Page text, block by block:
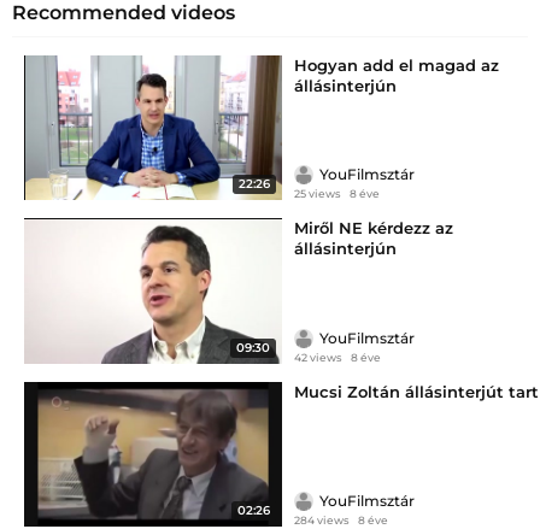
Recommended videos
22:26
Hogyan add el magad az
állásinterjún
YouFilmsztár
25 views 8 éve
09:30
Miről NE kérdezz az
állásinterjún
YouFilmsztár
42 views 8 éve
02:26
Mucsi Zoltán állásinterjút tart
YouFilmsztár
284 views 8 éve